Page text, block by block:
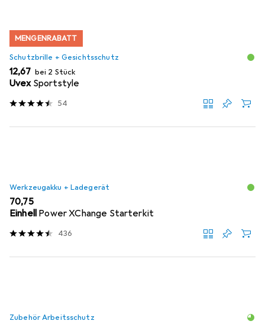
MENGENRABATT
Schutzbrille + Gesichtsschutz
EUR
12,67 bei 2 Stück
Uvex Sportstyle
54
Werkzeugakku + Ladegerät
EUR
70,75
Einhell Power XChange Starterkit
436
Zubehör Arbeitsschutz